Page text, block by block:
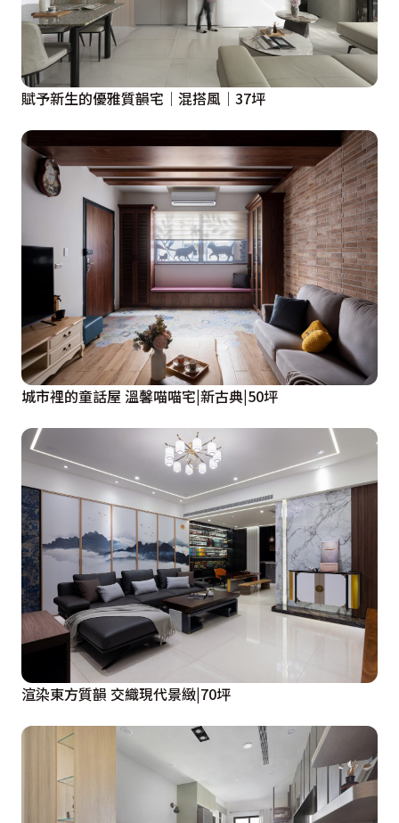
賦予新生的優雅質韻宅│混搭風│37坪
城市裡的童話屋 溫馨喵喵宅|新古典|50坪
渲染東方質韻 交織現代景緻|70坪